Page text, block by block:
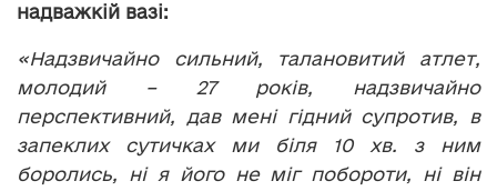
надважкій вазі:
«Надзвичайно сильний, талановитий атлет,
молодий – 27 років, надзвичайно
перспективний, дав мені гідний супротив, в
запеклих сутичках ми біля 10 хв. з ним
боролись, ні я його не міг побороти, ні він